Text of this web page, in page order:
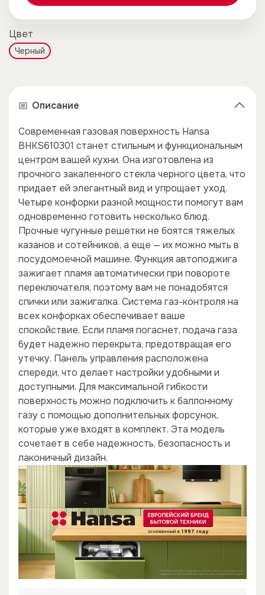
Цвет
Черный
Описание
Современная газовая поверхность Hansa
BHKS610301 станет стильным и функциональным
центром вашей кухни. Она изготовлена из
прочного закаленного стекла черного цвета, что
придает ей элегантный вид и упрощает уход.
Четыре конфорки разной мощности помогут вам
одновременно готовить несколько блюд.
Прочные чугунные решетки не боятся тяжелых
казанов и сотейников, а еще — их можно мыть в
посудомоечной машине. Функция автоподжига
зажигает пламя автоматически при повороте
переключателя, поэтому вам не понадобятся
спички или зажигалка. Система газ-контроля на
всех конфорках обеспечивает ваше
спокойствие. Если пламя погаснет, подача газа
будет надежно перекрыта, предотвращая его
утечку. Панель управления расположена
спереди, что делает настройки удобными и
доступными. Для максимальной гибкости
поверхность можно подключить к баллонному
газу с помощью дополнительных форсунок,
которые уже входят в комплект. Эта модель
сочетает в себе надежность, безопасность и
лаконичный дизайн.